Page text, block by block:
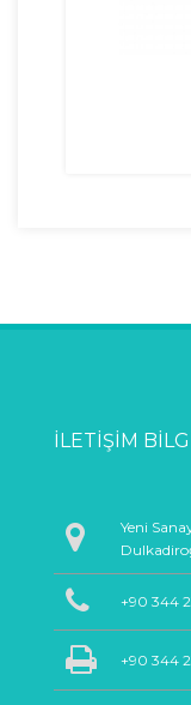
İLETIŞIM
Yeni
+90 344
+90 344